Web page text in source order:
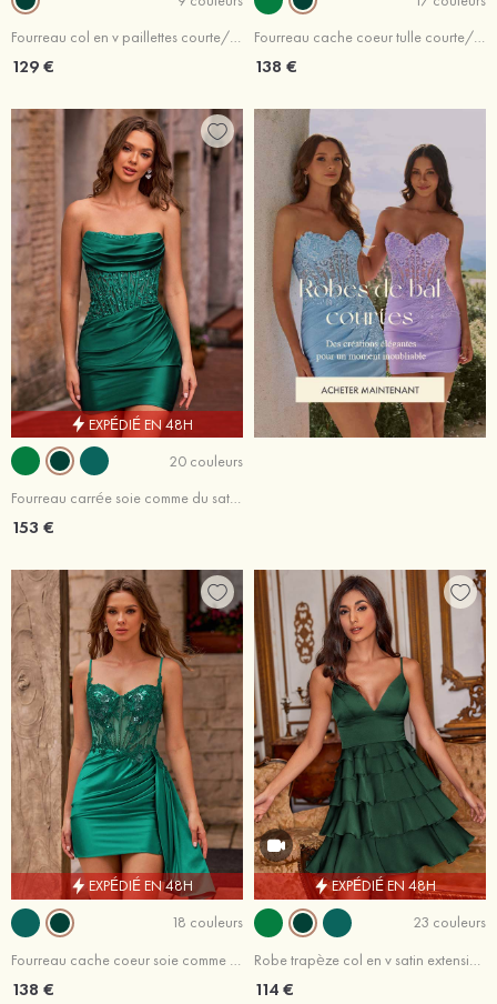
Fourreau col en v paillettes courte/mini robe de fête de la rentrée
129 €
Fourreau cache coeur tulle courte/mini robe de fête de la rentrée avec perles paillettes
138 €
EXPÉDIÉ EN 48H
20 couleurs
Fourreau carrée soie comme du satin courte/mini robe de fête de la rentrée
153 €
EXPÉDIÉ EN 48H
18 couleurs
138 €
EXPÉDIÉ EN 48H
23 couleurs
114 €